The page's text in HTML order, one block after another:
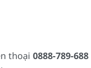
thoại 0888-789-688